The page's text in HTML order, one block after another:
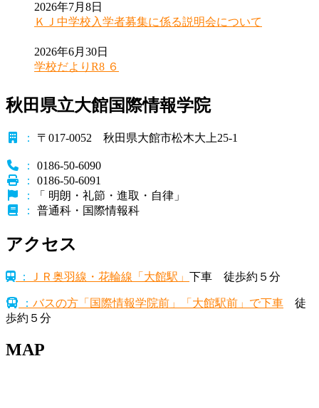
2026年7月8日
ＫＪ中学校入学者募集に係る説明会について
2026年6月30日
学校だよりR8 ６
秋田県立大館国際情報学院
： 〒017-0052 秋田県大館市松木大上25-1
：
0186-50-6090
：
0186-50-6091
：
「 明朗・礼節・進取・自律」
：
普通科・国際情報科
アクセス
： ＪＲ奥羽線・花輪線「大館駅」 下車 徒歩約５分
： バスの方「国際情報学院前」「大館駅前」で下車 徒
歩約５分
MAP